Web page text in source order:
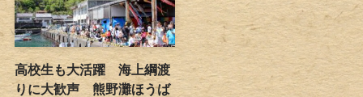
高校生も大活躍 海上綱渡
りに大歓声 熊野灘ほうば